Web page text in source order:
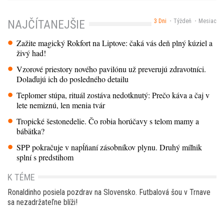
3 Dni Týždeň Mesiac
NAJČÍTANEJŠIE
Zažite magický Rokfort na Liptove: čaká vás deň plný kúziel a
živý had!
Vzorové priestory nového pavilónu už preverujú zdravotníci.
Dolaďujú ich do posledného detailu
Teplomer stúpa, rituál zostáva nedotknutý: Prečo káva a čaj v
lete nemiznú, len menia tvár
Tropické šestonedelie. Čo robia horúčavy s telom mamy a
bábätka?
SPP pokračuje v napĺňaní zásobníkov plynu. Druhý míľnik
splní s predstihom
K TÉME
Ronaldinho posiela pozdrav na Slovensko. Futbalová šou v Trnave
sa nezadržateľne blíži!